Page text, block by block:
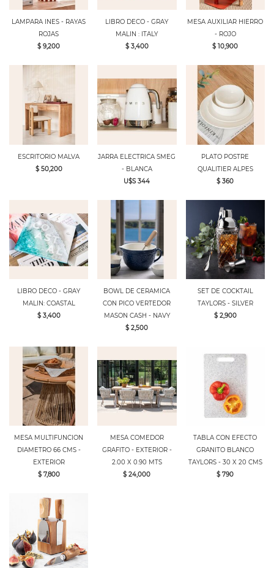
LAMPARA INES - RAYAS
ROJAS
$ 9,200
LIBRO DECO - GRAY
MALIN : ITALY
$ 3,400
MESA AUXILIAR HIERRO
- ROJO
$ 10,900
ESCRITORIO MALVA
$ 50,200
JARRA ELECTRICA SMEG
- BLANCA
U$S 344
PLATO POSTRE
QUALITIER ALPES
$ 360
LIBRO DECO - GRAY
MALIN: COASTAL
$ 3,400
BOWL DE CERAMICA
CON PICO VERTEDOR
MASON CASH - NAVY
$ 2,500
SET DE COCKTAIL
TAYLORS - SILVER
$ 2,900
MESA MULTIFUNCION
DIAMETRO 66 CMS -
EXTERIOR
$ 7,800
MESA COMEDOR
GRAFITO - EXTERIOR -
2.00 X 0.90 MTS
$ 24,000
TABLA CON EFECTO
GRANITO BLANCO
TAYLORS - 30 X 20 CMS
$ 790